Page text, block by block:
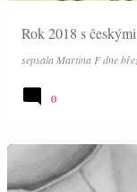
Rok 2018 s
sepsala Martina Fdne
0